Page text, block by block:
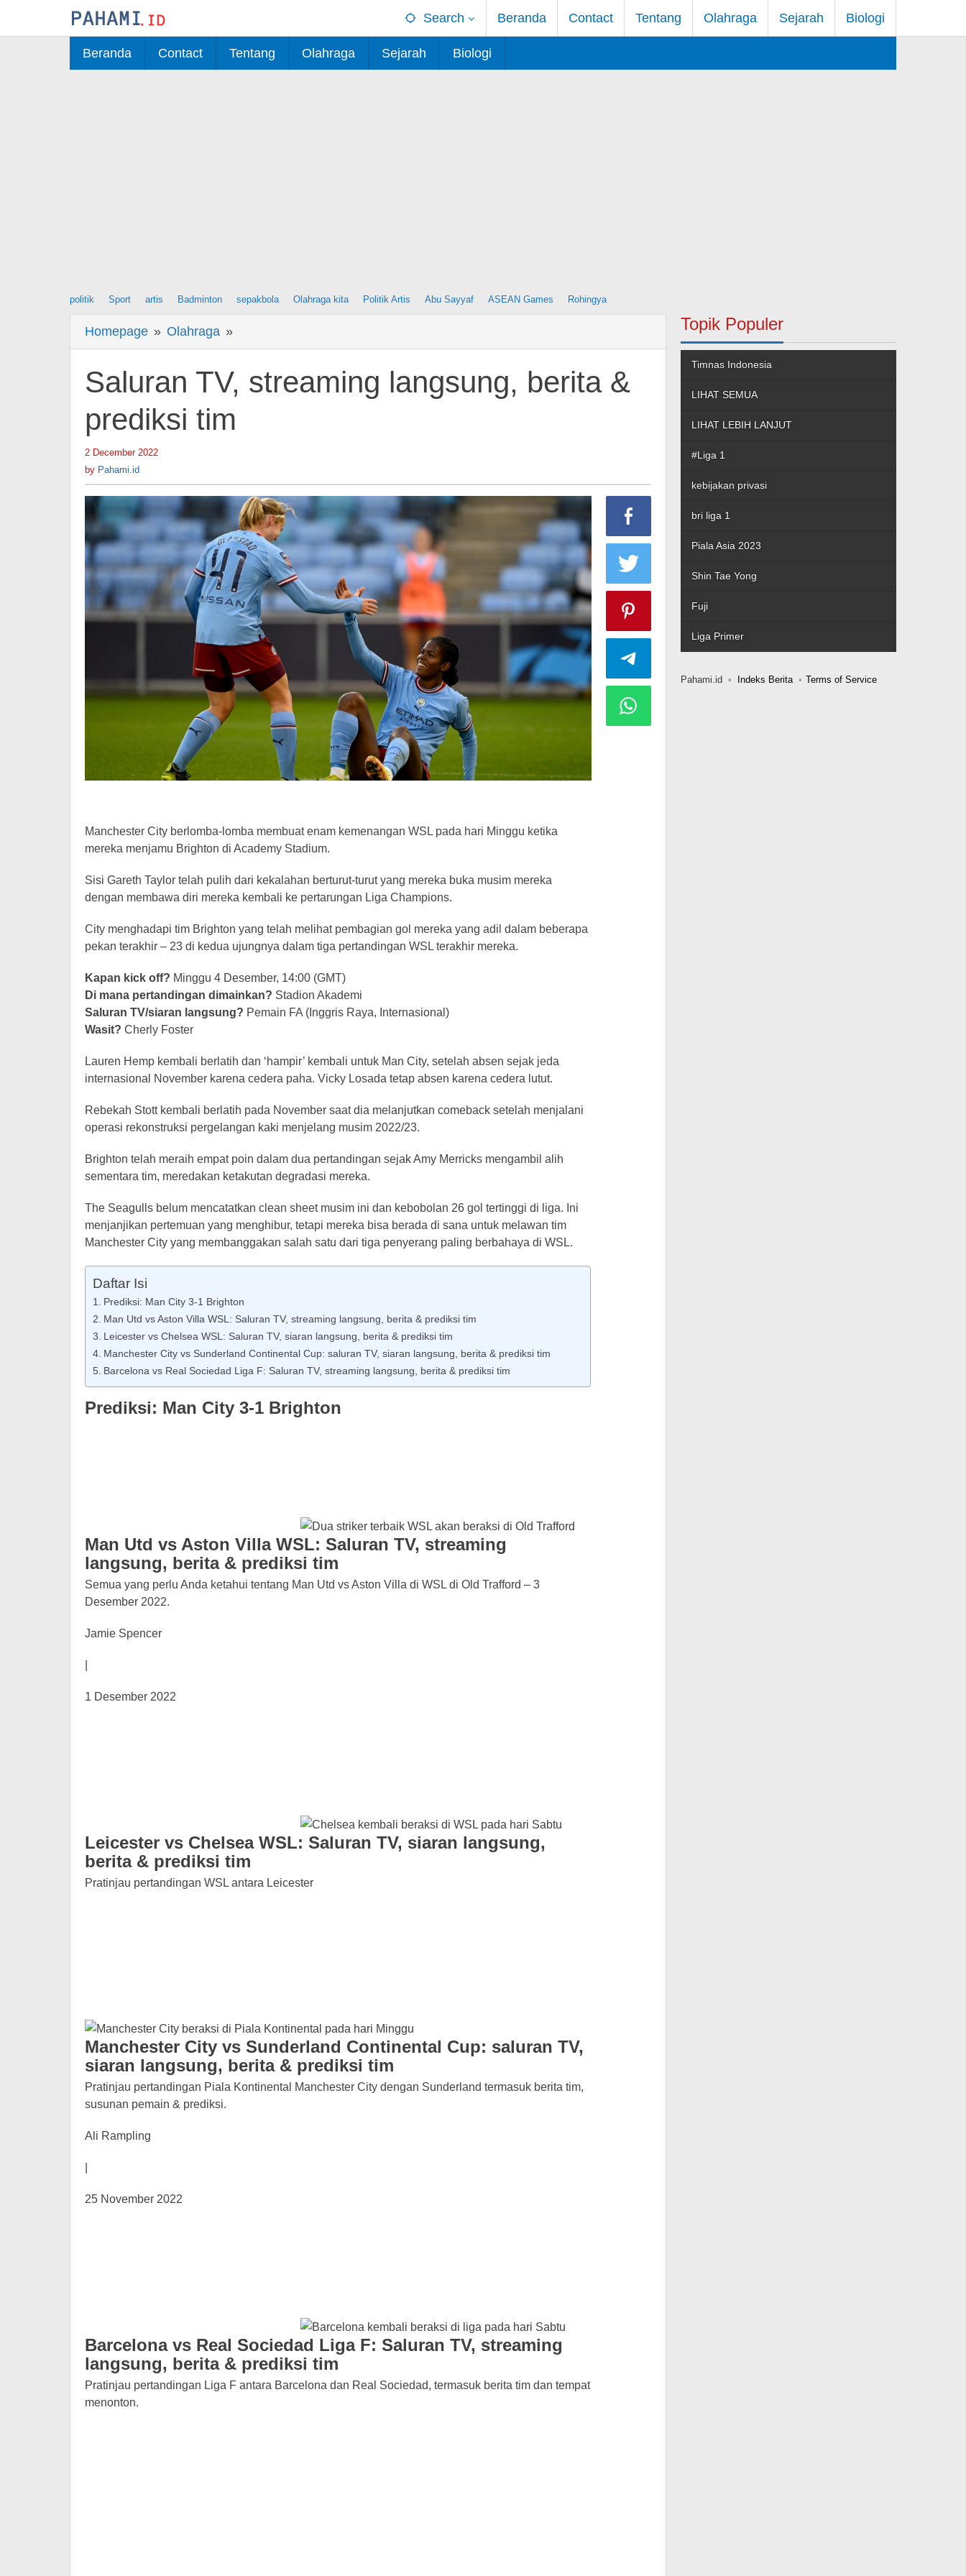
Search Beranda Contact Tentang Olahraga Sejarah Biologi
Beranda Contact Tentang Olahraga Sejarah Biologi
politik Sport artis Badminton sepakbola Olahraga kita Politik Artis Abu Sayyaf ASEAN Games Rohingya
Homepage » Olahraga »
TV,
streaming
langsung,
Saluran TV, streaming langsung, berita &
prediksi tim
2 December 2022
by Pahami.id
Manchester City berlomba-lomba membuat enam kemenangan WSL pada hari Minggu ketika
mereka menjamu Brighton di Academy Stadium.
Sisi Gareth Taylor telah pulih dari kekalahan berturut-turut yang mereka buka musim mereka
dengan membawa diri mereka kembali ke pertarungan Liga Champions.
City menghadapi tim Brighton yang telah melihat pembagian gol mereka yang adil dalam beberapa
pekan terakhir – 23 di kedua ujungnya dalam tiga pertandingan WSL terakhir mereka.
Kapan kick off? Minggu 4 Desember, 14:00 (GMT)
Di mana pertandingan dimainkan? Stadion Akademi
Saluran TV/siaran langsung? Pemain FA (Inggris Raya, Internasional)
Wasit? Cherly Foster
Lauren Hemp kembali berlatih dan ‘hampir’ kembali untuk Man City, setelah absen sejak jeda
internasional November karena cedera paha. Vicky Losada tetap absen karena cedera lutut.
Rebekah Stott kembali berlatih pada November saat dia melanjutkan comeback setelah menjalani
operasi rekonstruksi pergelangan kaki menjelang musim 2022/23.
Brighton telah meraih empat poin dalam dua pertandingan sejak Amy Merricks mengambil alih
sementara tim, meredakan ketakutan degradasi mereka.
The Seagulls belum mencatatkan clean sheet musim ini dan kebobolan 26 gol tertinggi di liga. Ini
menjanjikan pertemuan yang menghibur, tetapi mereka bisa berada di sana untuk melawan tim
Manchester City yang membanggakan salah satu dari tiga penyerang paling berbahaya di WSL.
Daftar Isi
Prediksi: Man City 3-1 Brighton
Man Utd vs Aston Villa WSL: Saluran TV, streaming langsung, berita & prediksi tim
Leicester vs Chelsea WSL: Saluran TV, siaran langsung, berita & prediksi tim
Manchester City vs Sunderland Continental Cup: saluran TV, siaran langsung, berita & prediksi tim
Barcelona vs Real Sociedad Liga F: Saluran TV, streaming langsung, berita & prediksi tim
Prediksi: Man City 3-1 Brighton
Man Utd vs Aston Villa WSL: Saluran TV, streaming
langsung, berita & prediksi tim
Semua yang perlu Anda ketahui tentang Man Utd vs Aston Villa di WSL di Old Trafford – 3
Desember 2022.
Jamie Spencer
1 Desember 2022
Leicester vs Chelsea WSL: Saluran TV, siaran langsung,
berita & prediksi tim
Pratinjau pertandingan WSL antara Leicester
Manchester City vs Sunderland Continental Cup: saluran TV,
siaran langsung, berita & prediksi tim
Pratinjau pertandingan Piala Kontinental Manchester City dengan Sunderland termasuk berita tim,
susunan pemain & prediksi.
Ali Rampling
25 November 2022
Barcelona vs Real Sociedad Liga F: Saluran TV, streaming
langsung, berita & prediksi tim
Pratinjau pertandingan Liga F antara Barcelona dan Real Sociedad, termasuk berita tim dan tempat
menonton.
Topik Populer
Timnas Indonesia
LIHAT SEMUA
LIHAT LEBIH LANJUT
#Liga 1
kebijakan privasi
bri liga 1
Piala Asia 2023
Shin Tae Yong
Fuji
Liga Primer
Pahami.id Indeks Berita Terms of Service